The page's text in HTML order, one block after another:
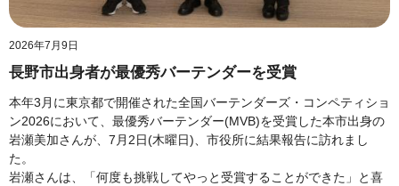
2026年7月9日
長野市出身者が最優秀バーテンダーを受賞
本年3月に東京都で開催された全国バーテンダーズ・コンペティショ
ン2026において、最優秀バーテンダー(MVB)を受賞した本市出身の
岩瀬美加さんが、7月2日(木曜日)、市役所に結果報告に訪れまし
た。
岩瀬さんは、「何度も挑戦してやっと受賞することができた」と喜